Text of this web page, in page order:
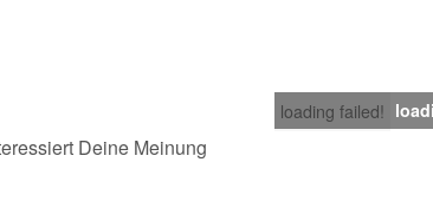
loading failed!
Deine Meinung